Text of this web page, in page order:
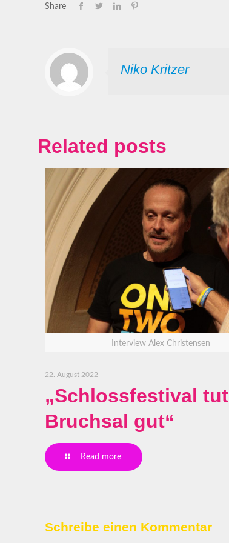
Share
Niko Kritzer
Related posts
Interview Alex Christensen
22. August 2022
„Schlossfestival tut
Bruchsal gut“
Read more
Schreibe einen Kommentar